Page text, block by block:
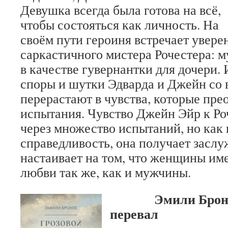
Девушка всегда была готова на всё,
чтобы состояться как личность. На
своём пути героиня встречает
саркастичного мистера Рочестера:
в качестве гувернантки для
споры и шутки Эдварда и Джейн со
перерастают в чувства, которые
испытания. Чувство Джейн Эйр к
через множество испытаний, но
справедливость, она получает
настаивает на том, что женщины
любви так же, как и мужчины.
Эмили
перевал